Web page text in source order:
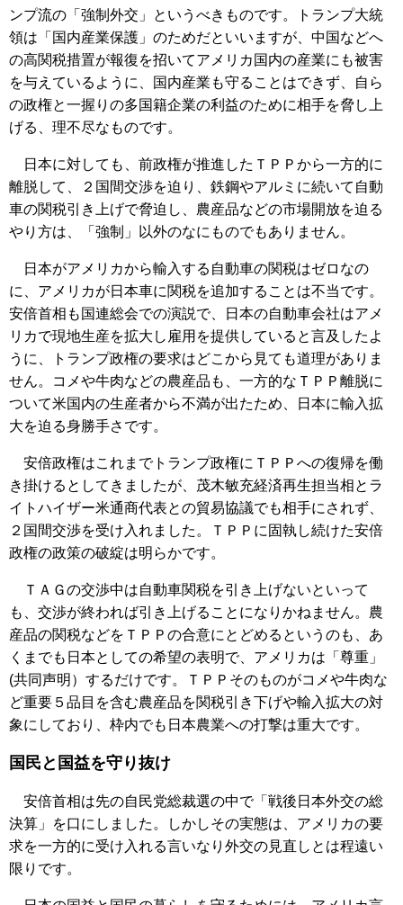
ンプ流の「強制外交」というべきものです。トランプ大統
領は「国内産業保護」のためだといいますが、中国などへ
の高関税措置が報復を招いてアメリカ国内の産業にも被害
を与えているように、国内産業も守ることはできず、自ら
の政権と一握りの多国籍企業の利益のために相手を脅し上
げる、理不尽なものです。
日本に対しても、前政権が推進したＴＰＰから一方的に
離脱して、２国間交渉を迫り、鉄鋼やアルミに続いて自動
車の関税引き上げで脅迫し、農産品などの市場開放を迫る
やり方は、「強制」以外のなにものでもありません。
日本がアメリカから輸入する自動車の関税はゼロなの
に、アメリカが日本車に関税を追加することは不当です。
安倍首相も国連総会での演説で、日本の自動車会社はアメ
リカで現地生産を拡大し雇用を提供していると言及したよ
うに、トランプ政権の要求はどこから見ても道理がありま
せん。コメや牛肉などの農産品も、一方的なＴＰＰ離脱に
ついて米国内の生産者から不満が出たため、日本に輸入拡
大を迫る身勝手さです。
安倍政権はこれまでトランプ政権にＴＰＰへの復帰を働
き掛けるとしてきましたが、茂木敏充経済再生担当相とラ
イトハイザー米通商代表との貿易協議でも相手にされず、
２国間交渉を受け入れました。ＴＰＰに固執し続けた安倍
政権の政策の破綻は明らかです。
ＴＡＧの交渉中は自動車関税を引き上げないといって
も、交渉が終われば引き上げることになりかねません。農
産品の関税などをＴＰＰの合意にとどめるというのも、あ
くまでも日本としての希望の表明で、アメリカは「尊重」
(共同声明）するだけです。ＴＰＰそのものがコメや牛肉な
ど重要５品目を含む農産品を関税引き下げや輸入拡大の対
象にしており、枠内でも日本農業への打撃は重大です。
国民と国益を守り抜け
安倍首相は先の自民党総裁選の中で「戦後日本外交の総
決算」を口にしました。しかしその実態は、アメリカの要
求を一方的に受け入れる言いなり外交の見直しとは程遠い
限りです。